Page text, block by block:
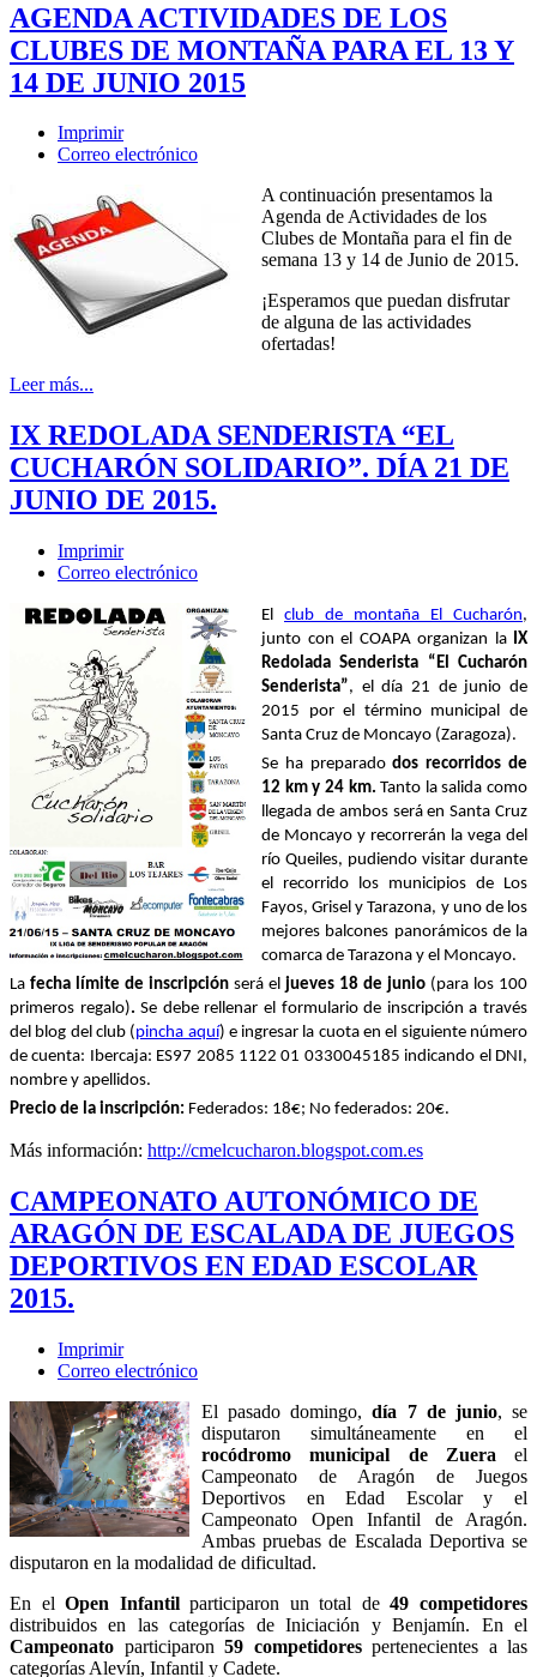
AGENDA ACTIVIDADES DE LOS
CLUBES DE MONTAÑA PARA EL 13 Y
14 DE JUNIO 2015
Imprimir
Correo electrónico
A continuación presentamos la
Agenda de Actividades de los
Clubes de Montaña para el fin de
semana 13 y 14 de Junio de 2015.
¡Esperamos que puedan disfrutar
de alguna de las actividades
ofertadas!
Leer más...
IX REDOLADA SENDERISTA “EL
CUCHARÓN SOLIDARIO”. DÍA 21 DE
JUNIO DE 2015.
Imprimir
Correo electrónico
El club de montaña El Cucharón,
junto con el COAPA organizan la IX
Redolada Senderista “El Cucharón
Senderista”, el día 21 de junio de
2015 por el término municipal de
Santa Cruz de Moncayo (Zaragoza).
Se ha preparadodos recorridos de
12 km y 24 km.Tanto la salida como
llegada de ambos será en Santa Cruz
de Moncayo y recorrerán la vega del
río Queiles, pudiendo visitar durante
el recorrido los municipios de Los
Fayos, Grisel y Tarazona, y uno de los
mejores balcones panorámicos de la
comarca de Tarazona y el Moncayo.
La fecha límite de inscripción será el jueves 18 de junio (para los 100
primeros regalo).Se debe rellenar el formulario de inscripción a través
del blog del club (pincha aquí) e ingresar la cuota en el siguiente número
de cuenta: Ibercaja: ES97 2085 1122 01 0330045185 indicando el DNI,
nombre y apellidos.
Precio de la inscripción: Federados: 18€; No federados: 20€.
Más información: http://cmelcucharon.blogspot.com.es
CAMPEONATO AUTONÓMICO DE
ARAGÓN DE ESCALADA DE JUEGOS
DEPORTIVOS EN EDAD ESCOLAR
2015.
Imprimir
Correo electrónico
El pasado domingo,día 7 de junio, se
disputaron simultáneamente en el
rocódromo municipal de Zuera el
Campeonato de Aragón de Juegos
Deportivos en Edad Escolar y el
Campeonato Open Infantil de Aragón.
Ambas pruebas de Escalada Deportiva se
disputaron en la modalidad de dificultad.
En elOpen Infantilparticiparon un total de49 competidores
distribuidos en las categorías de Iniciación y Benjamín. En el
Campeonato participaron 59 competidorespertenecientes a las
categorías Alevín, Infantil y Cadete.